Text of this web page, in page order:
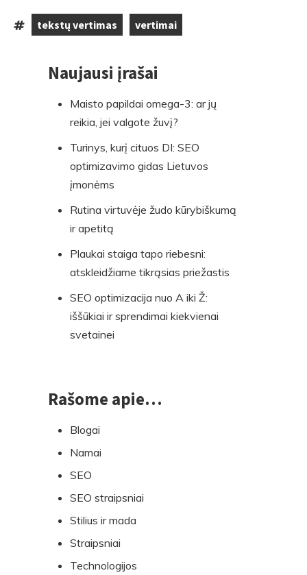
Tags:
tekstų vertimas
vertimai
Naujausi įrašai
Maisto papildai omega-3: ar jų
reikia, jei valgote žuvį?
Turinys, kurį cituos DI: SEO
optimizavimo gidas Lietuvos
įmonėms
Rutina virtuvėje žudo kūrybiškumą
ir apetitą
Plaukai staiga tapo riebesni:
atskleidžiame tikrąsias priežastis
SEO optimizacija nuo A iki Ž:
iššūkiai ir sprendimai kiekvienai
svetainei
Rašome apie…
Blogai
Namai
SEO
SEO straipsniai
Stilius ir mada
Straipsniai
Technologijos